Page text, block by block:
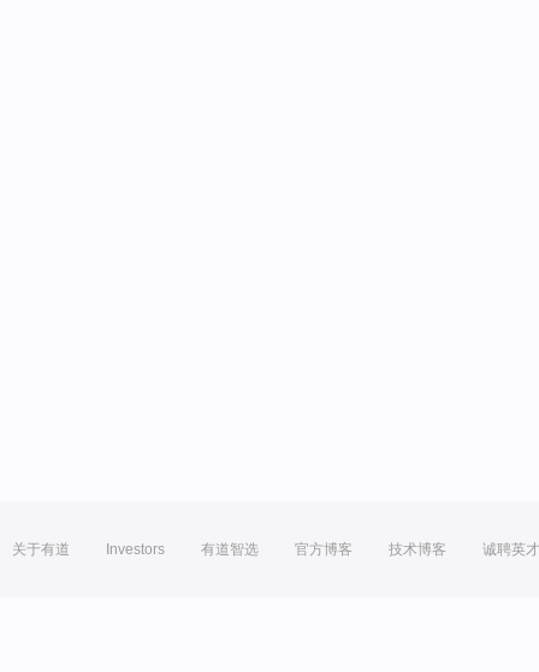
关于有道 Investors 有道智选 官方博客 技术博客 诚聘英才